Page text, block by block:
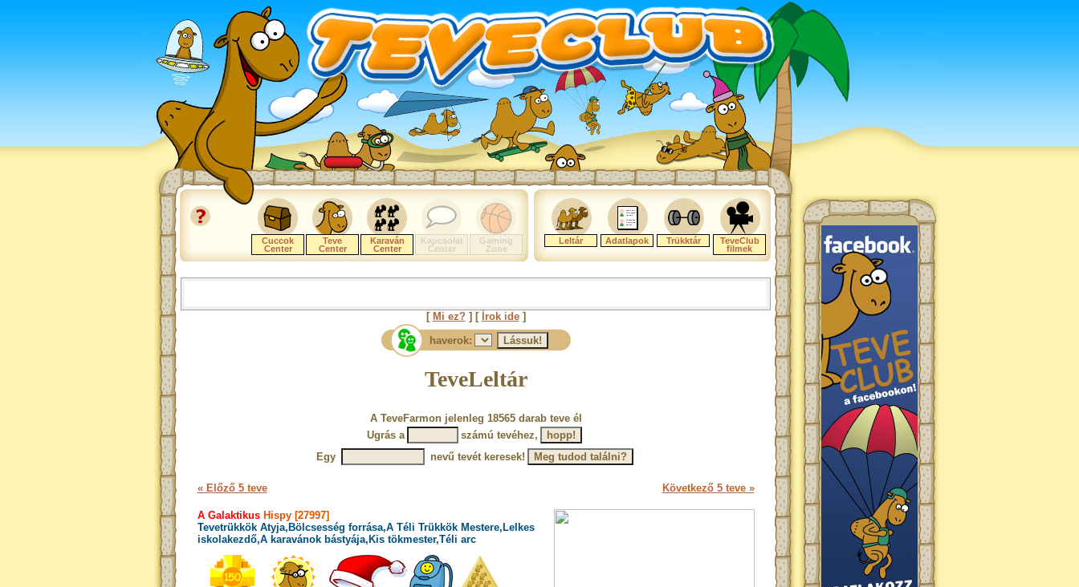
Cuccok
Center
Teve
Center
Karaván
Center
Kapcsolat
Center
Gaming
Zone
Leltár Adatlapok Trükktár
TeveClub
filmek
[ Mi ez?] [ Írok ide]
haverok:
TeveLeltár
A TeveFarmon jelenleg 18565 darab teve él
Ugrás a
számú tevéhez,
Egy
nevű tevét keresek!
« Előző 5 teve Következő 5 teve »
A GalaktikusHispy [27997]
Tevetrükkök Atyja,Bölcsesség forrása,A Téli Trükkök Mestere,Lelkes
iskolakezdő,A karavánok bástyája,Kis tökmester,Téli arc